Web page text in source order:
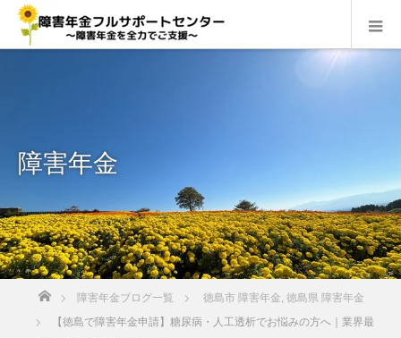
障害年金
障害年金ブログ一覧 徳島市 障害年金 徳島県 障害年金
【徳島で障害年金申請】糖尿病・人工透析でお悩みの方へ｜業界最